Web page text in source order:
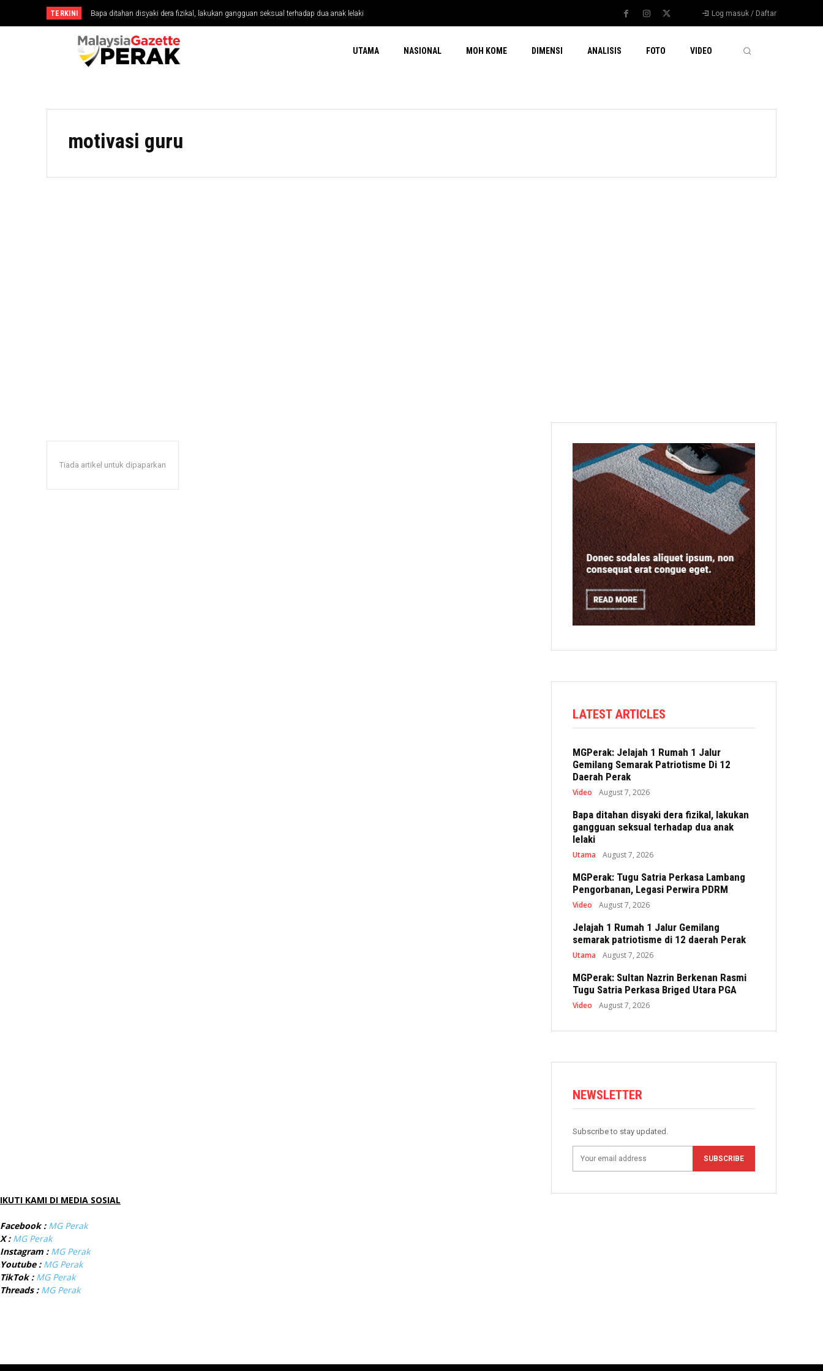
TERKINI Bapa ditahan disyaki dera fizikal, lakukan gangguan seksual terhadap dua anak lelaki Log masuk / Daftar
UTAMA NASIONAL MOH KOME DIMENSI ANALISIS FOTO VIDEO
motivasi guru
Tiada artikel untuk dipaparkan
LATEST ARTICLES
MGPerak: Jelajah 1 Rumah 1 Jalur
Gemilang Semarak Patriotisme Di 12
Daerah Perak
Video August 7, 2026
Bapa ditahan disyaki dera fizikal, lakukan
gangguan seksual terhadap dua anak
lelaki
Utama August 7, 2026
MGPerak: Tugu Satria Perkasa Lambang
Pengorbanan, Legasi Perwira PDRM
Video August 7, 2026
Jelajah 1 Rumah 1 Jalur Gemilang
semarak patriotisme di 12 daerah Perak
Utama August 7, 2026
MGPerak: Sultan Nazrin Berkenan Rasmi
Tugu Satria Perkasa Briged Utara PGA
Video August 7, 2026
NEWSLETTER
Subscribe to stay updated.
SUBSCRIBE
IKUTI KAMI DI MEDIA SOSIAL
Facebook : MG Perak
X : MG Perak
Instagram : MG Perak
Youtube : MG Perak
TikTok : MG Perak
Threads : MG Perak